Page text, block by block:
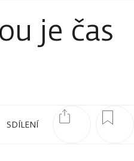
je čas
SDÍLENÍ